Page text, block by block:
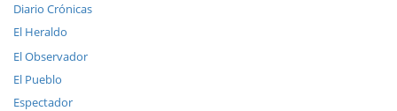
Diario Crónicas
El Heraldo
El Observador
El Pueblo
Espectador